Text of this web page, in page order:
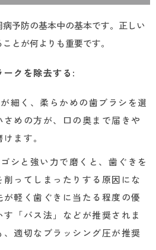
予防の基本中の基本です。正しい
とが何よりも重要です。
クを除去する :
細く、柔らかめの歯ブラシを選
めの方が、口の奥まで届きや
ます。
シと強い力で磨くと、歯ぐきを
ってしまったりする原因にな
軽く歯ぐきに当たる程度の優
「バス法」などが推奨されま
適切なブラッシング圧が推奨